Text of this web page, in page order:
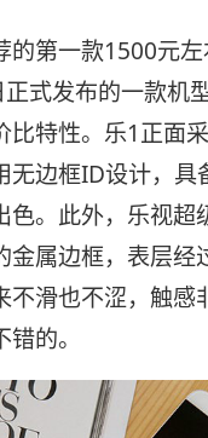
的第一款1500元
式发布的一款机
比特性。乐1正面
边框ID设计，具
色。此外，乐视超
金属边框，表层经
不滑也不涩，触感
的。